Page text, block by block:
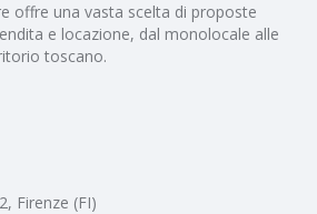
offre una vasta scelta di proposte
e locazione, dal monolocale alle
toscano.
Firenze (FI)